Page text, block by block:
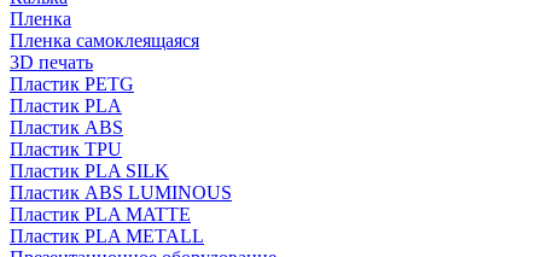
Пленка
Пленка самоклеящаяся
3D печать
Пластик PETG
Пластик PLA
Пластик ABS
Пластик TPU
Пластик PLA SILK
Пластик ABS LUMINOUS
Пластик PLA MATTE
Пластик PLA METALL